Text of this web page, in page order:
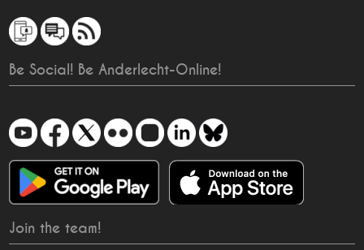
Be Social! Be Anderlecht-Online!
Join the team!